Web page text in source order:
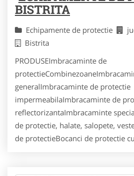
BISTRITA
Echipamente de protectie
Bistrita
PRODUSEImbracaminte de
generalImbracaminte de protectie
impermeabilaImbracaminte de
reflectorizantaImbracaminte
de protectie, halate, salopete,
de protectieBocanci de protectie